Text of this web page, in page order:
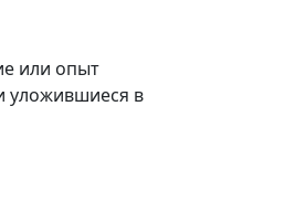
или опыт
уложившиеся в